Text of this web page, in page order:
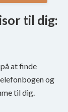
til dig:
at finde
og
til dig.